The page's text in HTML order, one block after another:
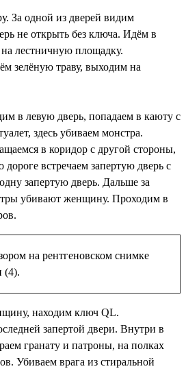
За одной из дверей видим
не открыть без ключа. Идём в
лестничную площадку.
зелёную траву, выходим на
в левую дверь, попадаем в каюту с
здесь убиваем монстра.
в коридор с другой стороны,
встречаем запертую дверь с
запертую дверь. Дальше за
убивают женщину. Проходим в
на рентгеновском снимке
(4).
находим ключ QL.
запертой двери. Внутри в
гранату и патроны, на полках
Убиваем врага из стиральной